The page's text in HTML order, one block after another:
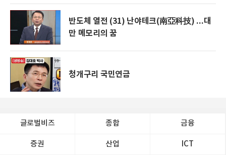
반도체 열전 (31) 난야테크(南亞科技) ...대
만 메모리의 꿈
청개구리 국민연금
글로벌비즈 종합 금융
증권 산업 ICT